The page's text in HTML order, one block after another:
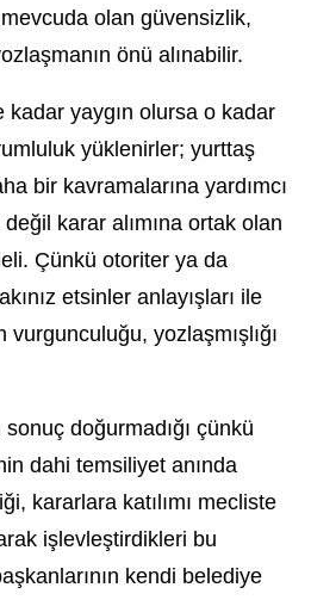
olan güvensizlik,
önü alınabilir.
kadar yaygın olursa o kadar
yüklenirler; yurttaş
bir kavramalarına yardımcı
karar alımına ortak olan
Çünkü otoriter ya da
etsinler anlayışları ile
yozlaşmışlığı
doğurmadığı çünkü
dahi temsiliyet anında
kararlara katılımı mecliste
işlevleştirdikleri bu
kendi belediye